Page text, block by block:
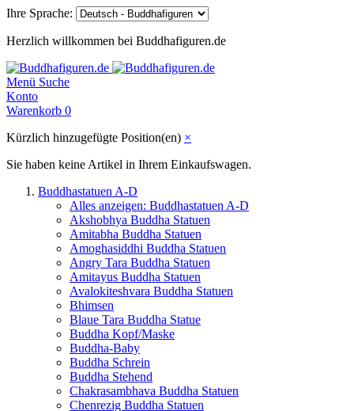
Ihre Sprache:
Herzlich willkommen bei Buddhafiguren.de
Menü Suche
Konto
Warenkorb 0
Kürzlich hinzugefügte Position(en) ×
Sie haben keine Artikel in Ihrem Einkaufswagen.
Buddhastatuen A-D
Alles anzeigen: Buddhastatuen A-D
Akshobhya Buddha Statuen
Amitabha Buddha Statuen
Amoghasiddhi Buddha Statuen
Angry Tara Buddha Statuen
Amitayus Buddha Statuen
Avalokiteshvara Buddha Statuen
Bhimsen
Blaue Tara Buddha Statue
Buddha Kopf/Maske
Buddha-Baby
Buddha Schrein
Buddha Stehend
Chakrasambhava Buddha Statuen
Chenrezig Buddha Statuen